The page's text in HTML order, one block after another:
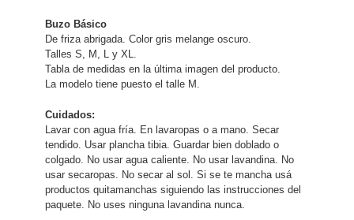
Buzo Básico
De friza abrigada. Color gris melange oscuro.
Talles S, M, L y XL.
Tabla de medidas en la última imagen del producto.
La modelo tiene puesto el talle M.
Cuidados:
Lavar con agua fría. En lavaropas o a mano. Secar
tendido. Usar plancha tibia. Guardar bien doblado o
colgado. No usar agua caliente. No usar lavandina. No
usar secaropas. No secar al sol. Si se te mancha usá
productos quitamanchas siguiendo las instrucciones del
paquete. No uses ninguna lavandina nunca.